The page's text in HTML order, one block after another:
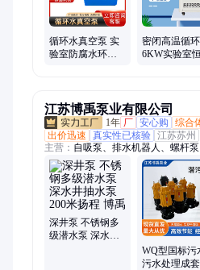
循环水真空泵 实
验室防腐水环式
密闭高温循
6KW实验室
江苏博禹泵业有限公司
1年 厂 安心购 综合
出价迅速
真实性已核验 江苏苏州
主营： 自吸泵、排水机器人、螺杆
水泵、柴油机水泵、深井泵、计量
潜污泵、多级泵、双吸离心泵、化
真空泵、泥浆泵
深井泵 不锈钢多
级潜水泵 深水井
WQ型国标污
污水处理成